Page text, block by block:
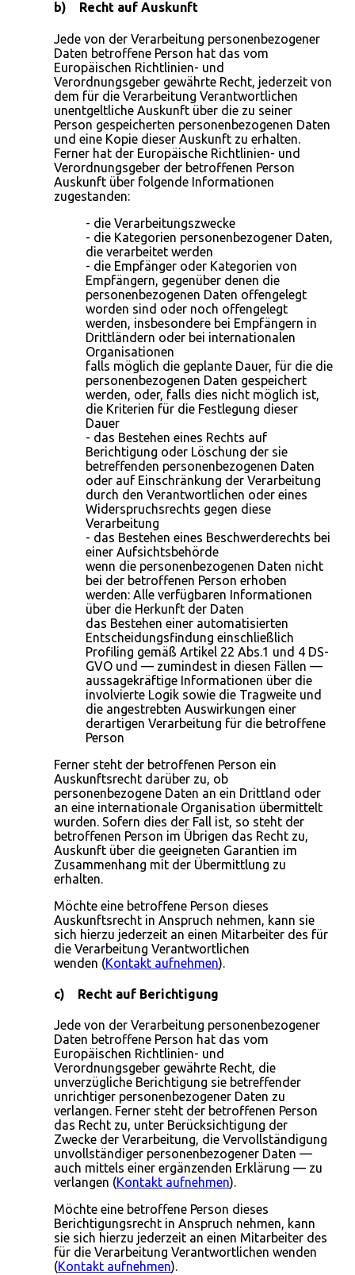
b) Recht auf Auskunft
Jede von der Verarbeitung personenbezogener
Daten betroffene Person hat das vom
Europäischen Richtlinien- und
Verordnungsgeber gewährte Recht, jederzeit von
dem für die Verarbeitung Verantwortlichen
unentgeltliche Auskunft über die zu seiner
Person gespeicherten personenbezogenen Daten
und eine Kopie dieser Auskunft zu erhalten.
Ferner hat der Europäische Richtlinien- und
Verordnungsgeber der betroffenen Person
Auskunft über folgende Informationen
zugestanden:
- die Verarbeitungszwecke
- die Kategorien personenbezogener Daten,
die verarbeitet werden
- die Empfänger oder Kategorien von
Empfängern, gegenüber denen die
personenbezogenen Daten offengelegt
worden sind oder noch offengelegt
werden, insbesondere bei Empfängern in
Drittländern oder bei internationalen
Organisationen
falls möglich die geplante Dauer, für die die
personenbezogenen Daten gespeichert
werden, oder, falls dies nicht möglich ist,
die Kriterien für die Festlegung dieser
Dauer
- das Bestehen eines Rechts auf
Berichtigung oder Löschung der sie
betreffenden personenbezogenen Daten
oder auf Einschränkung der Verarbeitung
durch den Verantwortlichen oder eines
Widerspruchsrechts gegen diese
Verarbeitung
- das Bestehen eines Beschwerderechts bei
einer Aufsichtsbehörde
wenn die personenbezogenen Daten nicht
bei der betroffenen Person erhoben
werden: Alle verfügbaren Informationen
über die Herkunft der Daten
das Bestehen einer automatisierten
Entscheidungsfindung einschließlich
Profiling gemäß Artikel 22 Abs.1 und 4 DS-
GVO und — zumindest in diesen Fällen —
aussagekräftige Informationen über die
involvierte Logik sowie die Tragweite und
die angestrebten Auswirkungen einer
derartigen Verarbeitung für die betroffene
Person
Ferner steht der betroffenen Person ein
Auskunftsrecht darüber zu, ob
personenbezogene Daten an ein Drittland oder
an eine internationale Organisation übermittelt
wurden. Sofern dies der Fall ist, so steht der
betroffenen Person im Übrigen das Recht zu,
Auskunft über die geeigneten Garantien im
Zusammenhang mit der Übermittlung zu
erhalten.
Möchte eine betroffene Person dieses
Auskunftsrecht in Anspruch nehmen, kann sie
sich hierzu jederzeit an einen Mitarbeiter des für
die Verarbeitung Verantwortlichen
wenden (Kontakt aufnehmen).
c) Recht auf Berichtigung
Jede von der Verarbeitung personenbezogener
Daten betroffene Person hat das vom
Europäischen Richtlinien- und
Verordnungsgeber gewährte Recht, die
unverzügliche Berichtigung sie betreffender
unrichtiger personenbezogener Daten zu
verlangen. Ferner steht der betroffenen Person
das Recht zu, unter Berücksichtigung der
Zwecke der Verarbeitung, die Vervollständigung
unvollständiger personenbezogener Daten —
auch mittels einer ergänzenden Erklärung — zu
verlangen (Kontakt aufnehmen).
Möchte eine betroffene Person dieses
Berichtigungsrecht in Anspruch nehmen, kann
sie sich hierzu jederzeit an einen Mitarbeiter des
für die Verarbeitung Verantwortlichen wenden
(Kontakt aufnehmen).